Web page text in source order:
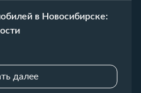
в Новосибирске:
далее